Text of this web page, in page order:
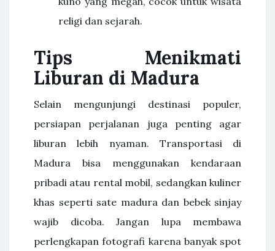
religi dan sejarah.
Tips Menikmati
Liburan di Madura
Selain mengunjungi destinasi populer,
persiapan perjalanan juga penting agar
liburan lebih nyaman. Transportasi di
Madura bisa menggunakan kendaraan
pribadi atau rental mobil, sedangkan kuliner
khas seperti sate madura dan bebek sinjay
wajib dicoba. Jangan lupa membawa
perlengkapan fotografi karena banyak spot